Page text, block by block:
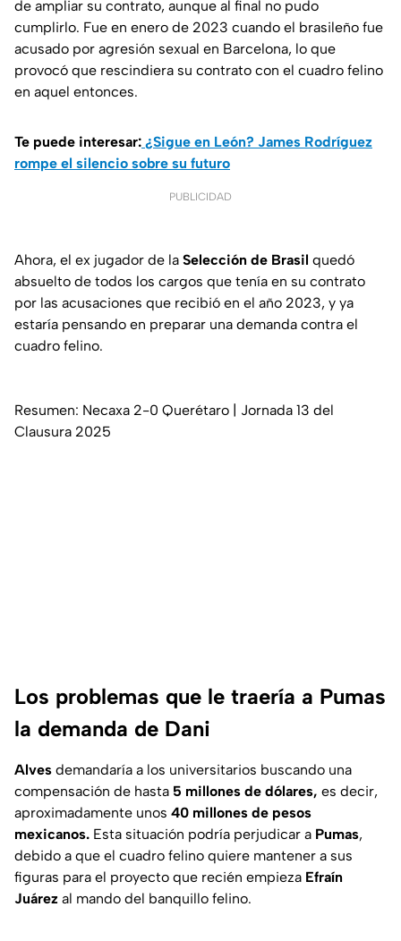
de ampliar su contrato, aunque al final no pudo
cumplirlo. Fue en enero de 2023 cuando el brasileño fue
acusado por agresión sexual en Barcelona, lo que
provocó que rescindiera su contrato con el cuadro felino
en aquel entonces.
Te puede interesar: ¿Sigue en León? James Rodríguez
rompe el silencio sobre su futuro
PUBLICIDAD
Ahora, el ex jugador de la Selección de Brasil quedó
absuelto de todos los cargos que tenía en su contrato
por las acusaciones que recibió en el año 2023, y ya
estaría pensando en preparar una demanda contra el
cuadro felino.
Resumen: Necaxa 2-0 Querétaro | Jornada 13 del
Clausura 2025
Los problemas que le traería a Pumas
la demanda de Dani
Alves demandaría a los universitarios buscando una
compensación de hasta 5 millones de dólares, es decir,
aproximadamente unos 40 millones de pesos
mexicanos. Esta situación podría perjudicar a Pumas,
debido a que el cuadro felino quiere mantener a sus
figuras para el proyecto que recién empieza Efraín
Juárez al mando del banquillo felino.